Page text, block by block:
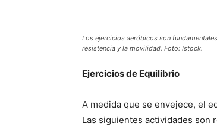
Los ejercicios aeróbicos son
resistencia y la movilidad. Foto: Istock.
Ejercicios de Equilibrio
A medida que se envejece, el
Las siguientes actividades son